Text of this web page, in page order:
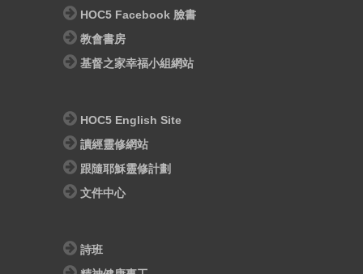
HOC5 Facebook 臉書
教會書房
基督之家幸福小組網站
HOC5 English Site
讀經靈修網站
跟隨耶穌靈修計劃
文件中心
詩班